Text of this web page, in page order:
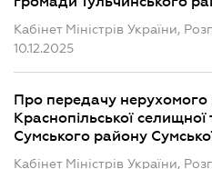
Кабінет Міністрів України,
10.12.2025
Про передачу нерухомого
Краснопільської
Сумського району
Кабінет Міністрів України,